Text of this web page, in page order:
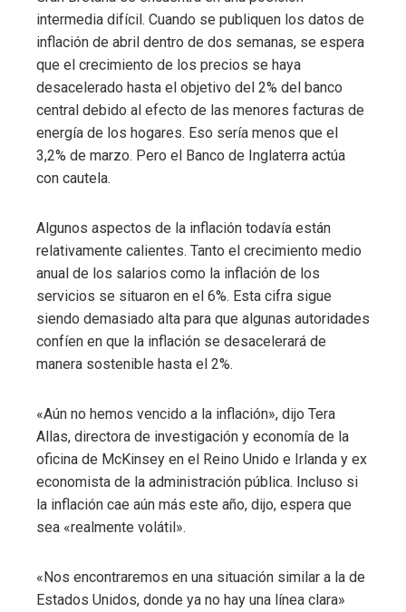
intermedia difícil. Cuando se publiquen los datos de
inflación de abril dentro de dos semanas, se espera
que el crecimiento de los precios se haya
desacelerado hasta el objetivo del 2% del banco
central debido al efecto de las menores facturas de
energía de los hogares. Eso sería menos que el
3,2% de marzo. Pero el Banco de Inglaterra actúa
con cautela.
Algunos aspectos de la inflación todavía están
relativamente calientes. Tanto el crecimiento medio
anual de los salarios como la inflación de los
servicios se situaron en el 6%. Esta cifra sigue
siendo demasiado alta para que algunas autoridades
confíen en que la inflación se desacelerará de
manera sostenible hasta el 2%.
«Aún no hemos vencido a la inflación», dijo Tera
Allas, directora de investigación y economía de la
oficina de McKinsey en el Reino Unido e Irlanda y ex
economista de la administración pública. Incluso si
la inflación cae aún más este año, dijo, espera que
sea «realmente volátil».
«Nos encontraremos en una situación similar a la de
Estados Unidos, donde ya no hay una línea clara»